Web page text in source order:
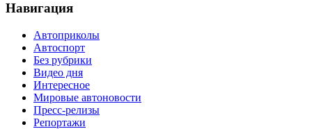
Навигация
Автоприколы
Автоспорт
Без рубрики
Видео дня
Интересное
Мировые автоновости
Пресс-релизы
Репортажи